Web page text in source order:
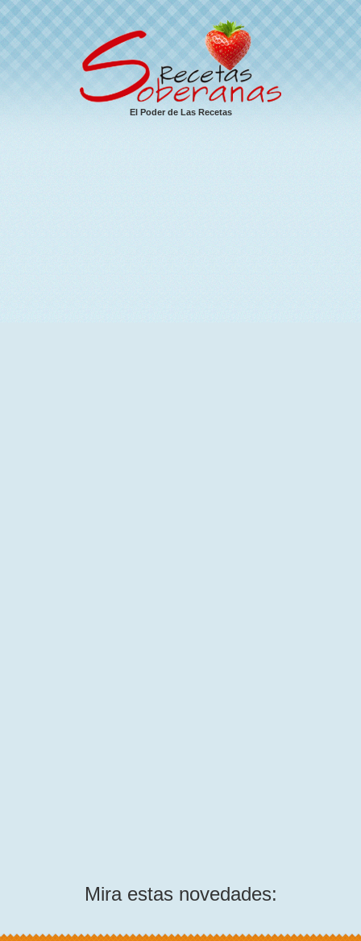
El Poder de Las Recetas
Mira estas novedades: